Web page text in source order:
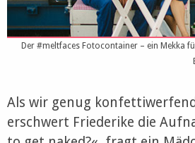
Der #meltfaces Fotocontainer – ein Mekka
Als wir genug
erschwert Friederike die